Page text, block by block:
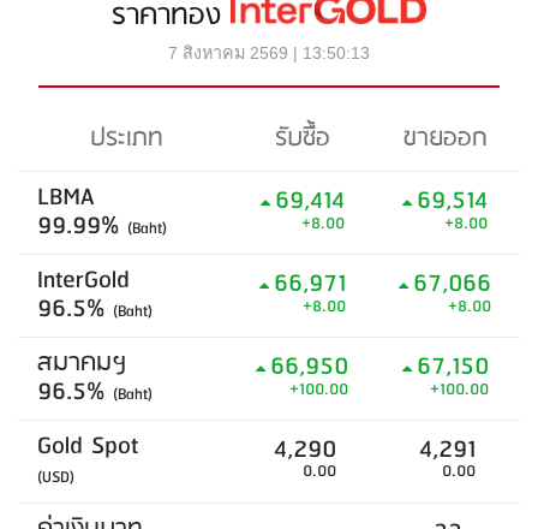
ราคาทอง
7 สิงหาคม 2569 | 13:50:13
ประเภท รับซื้อ
ขายออก
LBMA
99.99% (Baht)
69,414
+8.00
69,514
+8.00
InterGold
96.5% (Baht)
66,971
+8.00
67,066
+8.00
สมาคมฯ
96.5% (Baht)
66,950
+100.00
67,150
+100.00
Gold Spot
(USD)
4,290
0.00
4,291
0.00